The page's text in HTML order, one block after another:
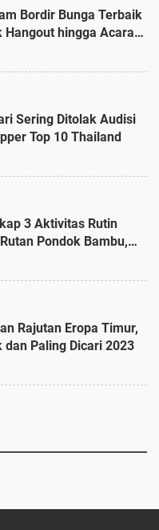
Bordir Bunga Terbaik
Hangout hingga Acara
Sering Ditolak Audisi
Top 10 Thailand
3 Aktivitas Rutin
Pondok Bambu,
Rajutan Eropa Timur,
Paling Dicari 2023